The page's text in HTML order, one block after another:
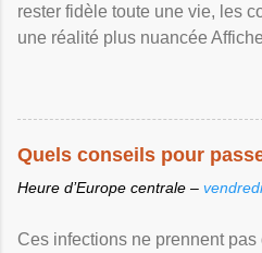
rester fidèle toute une vie, les
une réalité plus nuancée
Quels conseils pour
Heure d’Europe centrale –
Ces infections ne prennent